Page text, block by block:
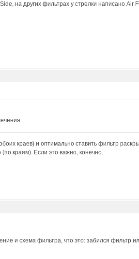
на других фильтрах у стрелки написано
краев) и оптимально ставить фильтр
краям). Если это важно, конечно.
и схема фильтра, что это: забился фильтр